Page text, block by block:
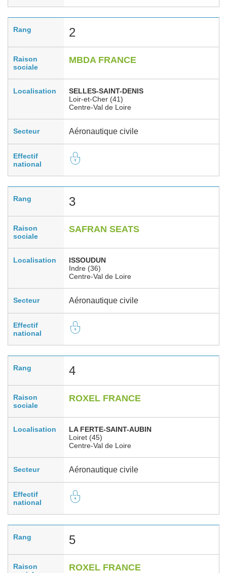
Rang 2
Raison
sociale
MBDA FRANCE
Localisation
SELLES-SAINT-DENIS
Loir-et-Cher (41)
Centre-Val de Loire
Secteur Aéronautique civile
Effectif
national
Rang 3
Raison
sociale
SAFRAN SEATS
Localisation
ISSOUDUN
Indre (36)
Centre-Val de Loire
Secteur Aéronautique civile
Effectif
national
Rang 4
Raison
sociale
ROXEL FRANCE
Localisation
LA FERTE-SAINT-AUBIN
Loiret (45)
Centre-Val de Loire
Secteur Aéronautique civile
Effectif
national
Rang 5
Raison
ROXEL FRANCE